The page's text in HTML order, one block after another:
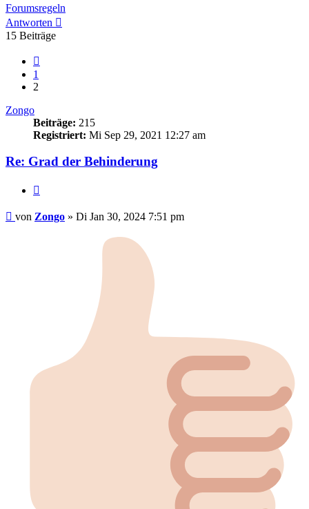
Forumsregeln
Antworten
15 Beiträge
1
2
Zongo
Beiträge: 215
Registriert: Mi Sep 29, 2021 12:27 am
Re: Grad der Behinderung
Beitrag
von Zongo » Di Jan 30, 2024 7:51 pm